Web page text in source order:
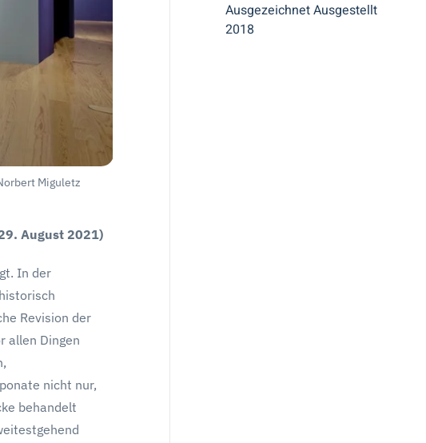
Miguletz
August 2021)
In der
Revision der
allen Dingen
nicht nur,
behandelt
Ausgezeichnet Ausgestellt
2018